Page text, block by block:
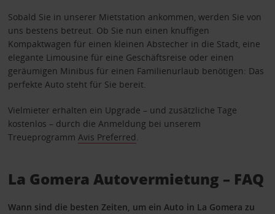
Sobald Sie in unserer Mietstation ankommen, werden Sie von
uns bestens betreut. Ob Sie nun einen knuffigen
Kompaktwagen für einen kleinen Abstecher in die Stadt, eine
elegante Limousine für eine Geschäftsreise oder einen
geräumigen Minibus für einen Familienurlaub benötigen: Das
perfekte Auto steht für Sie bereit.
Vielmieter erhalten ein Upgrade – und zusätzliche Tage
kostenlos – durch die Anmeldung bei unserem
Treueprogramm Avis Preferred.
La Gomera Autovermietung – FAQ
Wann sind die besten Zeiten, um ein Auto in La Gomera zu